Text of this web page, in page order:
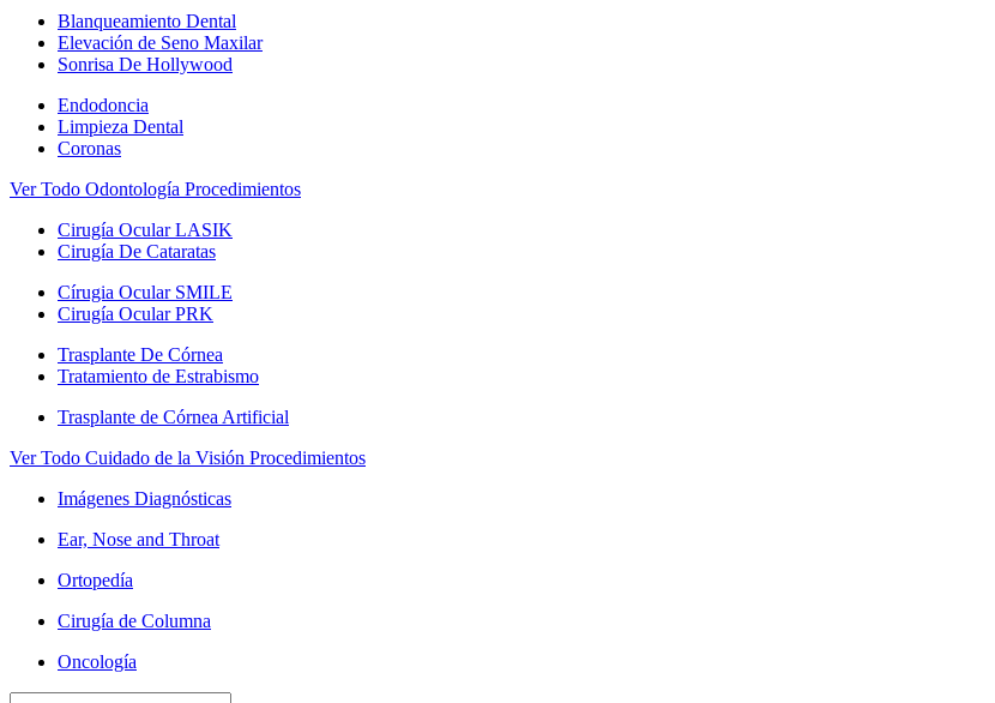
Blanqueamiento Dental
Elevación de Seno Maxilar
Sonrisa De Hollywood
Endodoncia
Limpieza Dental
Coronas
Ver Todo Odontología Procedimientos
Cirugía Ocular LASIK
Cirugía De Cataratas
Círugia Ocular SMILE
Cirugía Ocular PRK
Trasplante De Córnea
Tratamiento de Estrabismo
Trasplante de Córnea Artificial
Ver Todo Cuidado de la Visión Procedimientos
Imágenes Diagnósticas
Ear, Nose and Throat
Ortopedía
Cirugía de Columna
Oncología